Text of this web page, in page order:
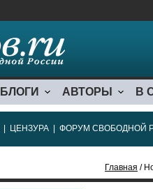
БЛОГИ АВТОРЫ В
ЦЕНЗУРА ФОРУМ СВОБОДНОЙ
Главная /